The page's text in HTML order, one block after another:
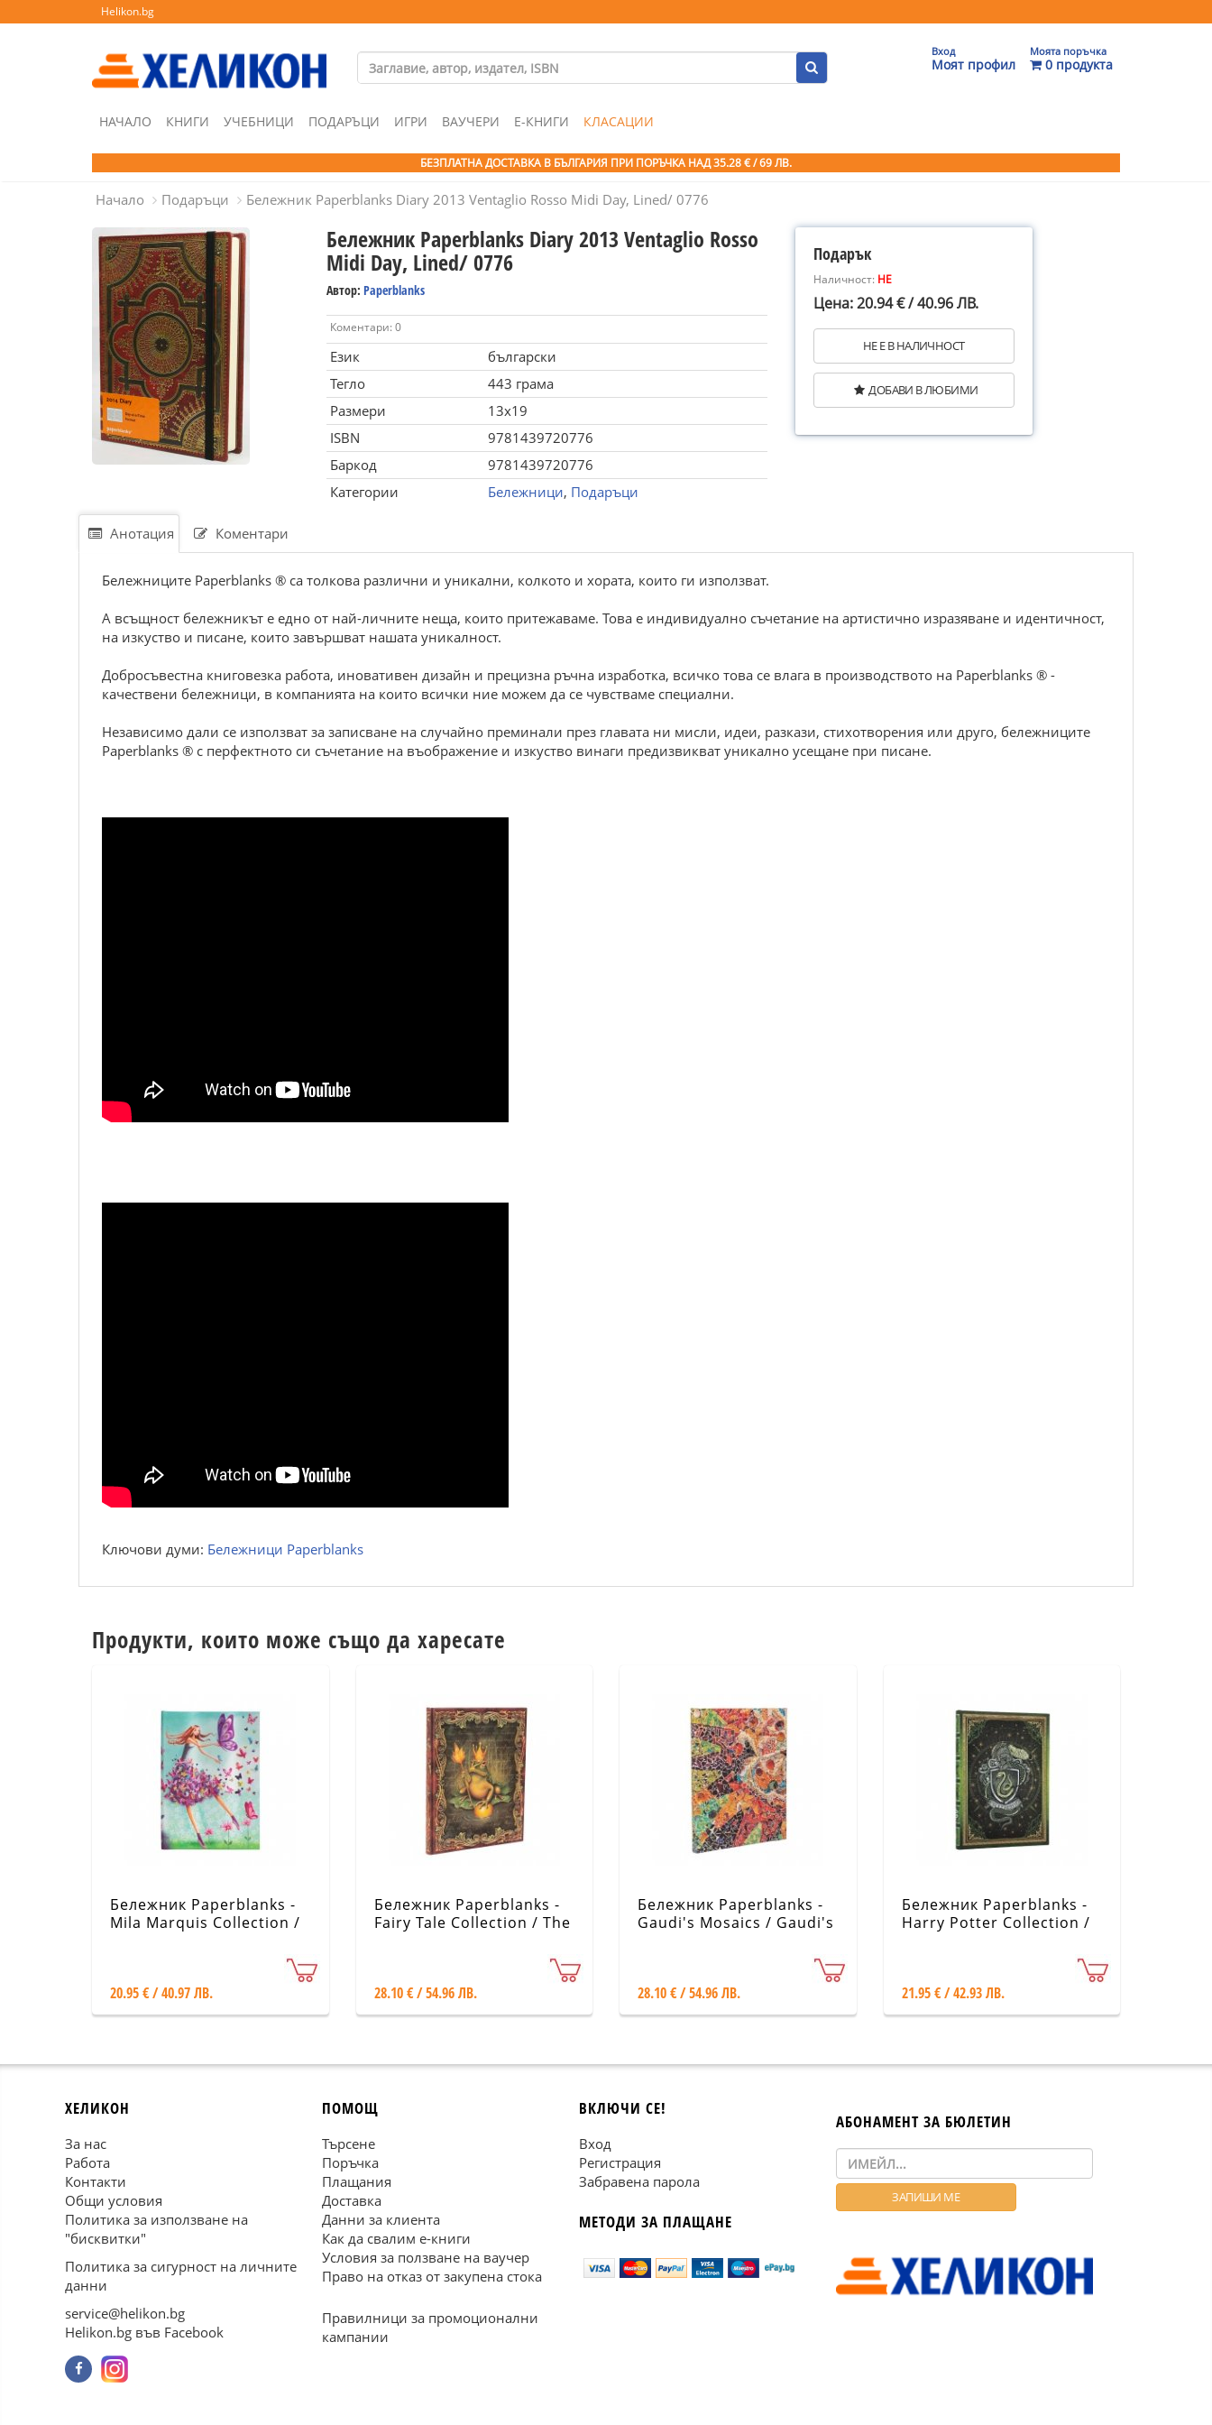
Helikon.bg
Вход
Моят профил
Моята поръчка
0 продукта
НАЧАЛО КНИГИ УЧЕБНИЦИ ПОДАРЪЦИ ИГРИ ВАУЧЕРИ Е-КНИГИ КЛАСАЦИИ
БЕЗПЛАТНА ДОСТАВКА В БЪЛГАРИЯ ПРИ ПОРЪЧКА НАД 35.28 € / 69 ЛВ.
Начало Подаръци Бележник Paperblanks Diary 2013 Ventaglio Rosso Midi Day, Lined/ 0776
Бележник Paperblanks Diary 2013 Ventaglio Rosso
Midi Day, Lined/ 0776
Автор: Paperblanks
Коментари: 0
Език
български
Тегло
443 грама
Размери
13x19
ISBN
9781439720776
Баркод
9781439720776
Категории
Бележници, Подаръци
Подарък
Наличност: НЕ
Цена: 20.94 € / 40.96 ЛВ.
НЕ Е В НАЛИЧНОСТ
ДОБАВИ В ЛЮБИМИ
Анотация Коментари
Бележниците Paperblanks ® са толкова различни и уникални, колкото и хората, които ги използват.
А всъщност бележникът е едно от най-личните неща, които притежаваме. Това е индивидуално съчетание на артистично изразяване и идентичност,
на изкуство и писане, които завършват нашата уникалност.
Добросъвестна книговезка работа, иновативен дизайн и прецизна ръчна изработка, всичко това се влага в производството на Paperblanks ® -
качествени бележници, в компанията на които всички ние можем да се чувстваме специални.
Независимо дали се използват за записване на случайно преминали през главата ни мисли, идеи, разкази, стихотворения или друго, бележниците
Paperblanks ® с перфектното си съчетание на въображение и изкуство винаги предизвикват уникално усещане при писане.
Ключови думи: Бележници Paperblanks
Продукти, които може също да харесате
Бележник Paperblanks -
Mila Marquis Collection /
20.95 € / 40.97 ЛВ.
Бележник Paperblanks -
Fairy Tale Collection / The
28.10 € / 54.96 ЛВ.
Бележник Paperblanks -
Gaudi's Mosaics / Gaudi's
28.10 € / 54.96 ЛВ.
Бележник Paperblanks -
Harry Potter Collection /
21.95 € / 42.93 ЛВ.
ХЕЛИКОН
За нас
Работа
Контакти
Общи условия
Политика за използване на
"бисквитки"
Политика за сигурност на личните
данни
service@helikon.bg
Helikon.bg във Facebook
ПОМОЩ
Търсене
Поръчка
Плащания
Доставка
Данни за клиента
Как да свалим е-книги
Условия за ползване на ваучер
Право на отказ от закупена стока
Правилници за промоционални
кампании
ВКЛЮЧИ СЕ!
Вход
Регистрация
Забравена парола
МЕТОДИ ЗА ПЛАЩАНЕ
АБОНАМЕНТ ЗА БЮЛЕТИН